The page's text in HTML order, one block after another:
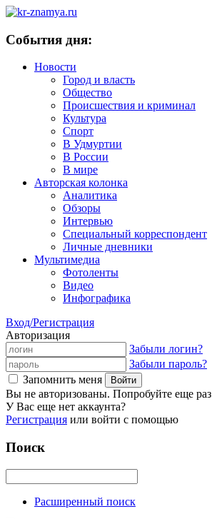
События дня:
Новости
Город и власть
Общество
Происшествия и криминал
Культура
Спорт
В Удмуртии
В России
В мире
Авторская колонка
Аналитика
Обзоры
Интервью
Специальный корреспондент
Личные дневники
Мультимедиа
Фотоленты
Видео
Инфографика
Вход/Регистрация
Авторизация
Забыли логин?
Забыли пароль?
Запомнить меня
Вы не авторизованы. Попробуйте еще раз
У Вас еще нет аккаунта?
Регистрация или войти с помощью
Поиск
Расширенный поиск